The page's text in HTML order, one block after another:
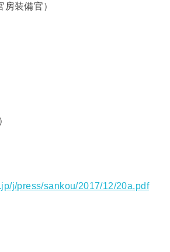
房装備官）
j/press/sankou/2017/12/20a.pdf